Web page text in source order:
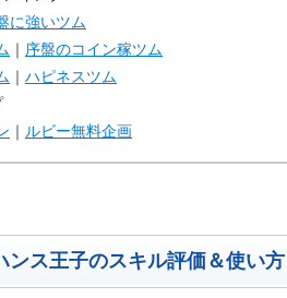
に強いツム
｜ 序盤のコイン稼ツム
｜ ハピネスツム
｜ ルビー無料企画
ンス王子のスキル評価＆使い